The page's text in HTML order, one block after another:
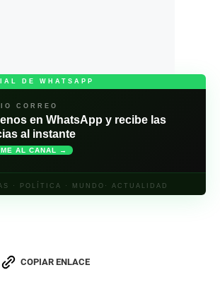
DE WHATSAPP
CORREO
en WhatsApp y recibe las
al instante
AL CANAL →
· POLÍTICA · MUNDO· ACTUALIDAD
COPIAR ENLACE